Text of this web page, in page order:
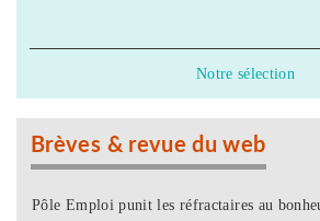
Notre sélection
Brèves & revue du web
Pôle Emploi punit les réfractaires au